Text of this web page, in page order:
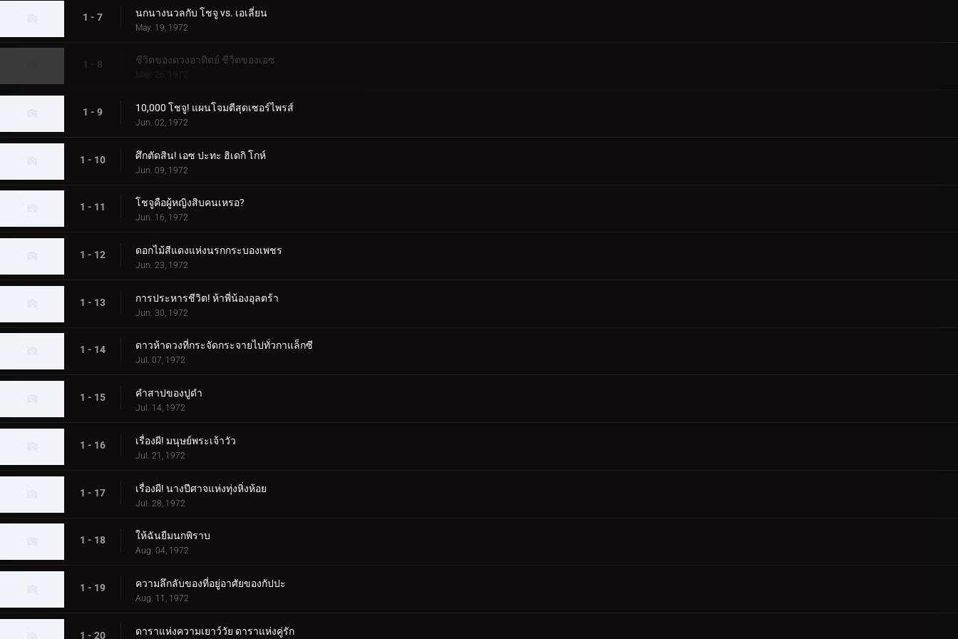
1 - 7 นกนางนวลกับ โชจู vs. เอเลี่ยน
May. 19, 1972
1 - 8 ชีวิตของดวงอาทิตย์ ชีวิตของเอซ
May. 26, 1972
1 - 9 10,000 โชจู! แผนโจมตีสุดเซอร์ไพรส์
Jun. 02, 1972
1 - 10 ศึกตัดสิน! เอซ ปะทะ ฮิเดกิ โกห์
Jun. 09, 1972
1 - 11 โชจูคือผู้หญิงสิบคนเหรอ?
Jun. 16, 1972
1 - 12 ดอกไม้สีแดงแห่งนรกกระบองเพชร
Jun. 23, 1972
1 - 13 การประหารชีวิต! ห้าพี่น้องอุลตร้า
Jun. 30, 1972
1 - 14 ดาวห้าดวงที่กระจัดกระจายไปทั่วกาแล็กซี
Jul. 07, 1972
1 - 15 คำสาปของปูดำ
Jul. 14, 1972
1 - 16 เรื่องผี! มนุษย์พระเจ้าวัว
Jul. 21, 1972
1 - 17 เรื่องผี! นางปีศาจแห่งทุ่งหิ่งห้อย
Jul. 28, 1972
1 - 18 ให้ฉันยืมนกพิราบ
Aug. 04, 1972
1 - 19 ความลึกลับของที่อยู่อาศัยของกัปปะ
Aug. 11, 1972
1 - 20 ดาราแห่งความเยาว์วัย ดาราแห่งคู่รัก